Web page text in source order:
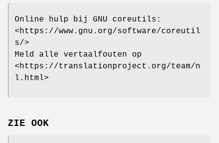
Online hulp bij GNU coreutils:
<https://www.gnu.org/software/coreutil
s/>
Meld alle vertaalfouten op
<https://translationproject.org/team/n
l.html>
ZIE OOK